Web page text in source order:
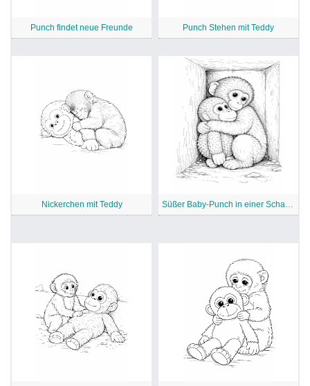
Punch findet neue Freunde Punch Stehen mit Teddy
Nickerchen mit Teddy Süßer Baby-Punch in einer Schachtel